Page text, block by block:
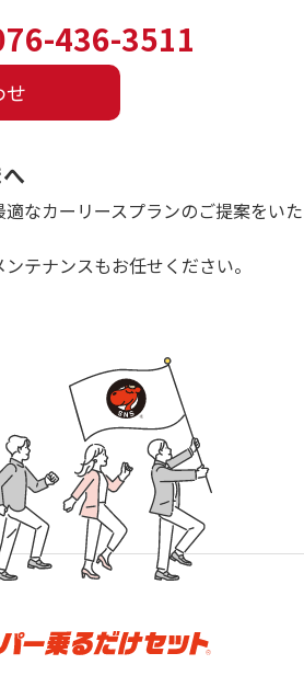
436-3511
せ
なカーリースプランのご提案をいた
テナンスもお任せください。